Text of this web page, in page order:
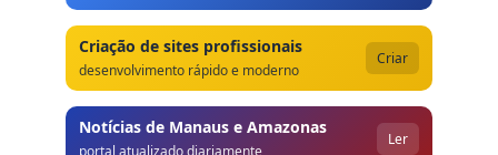
Criação de sites profissionais
desenvolvimento rápido e moderno
Criar
Notícias de Manaus e Amazonas
portal atualizado diariamente
Ler